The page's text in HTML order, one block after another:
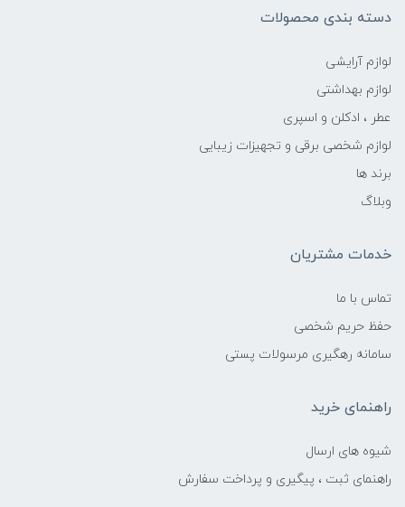
دسته بندی محصولات
لوازم آرایشی
لوازم بهداشتی
عطر ، ادکلن و اسپری
لوازم شخصی برقی و تجهیزات زیبایی
برند ها
وبلاگ
خدمات مشتریان
تماس با ما
حفظ حریم شخصی
سامانه رهگیری مرسولات پستی
راهنمای خرید
شیوه های ارسال
راهنمای ثبت ، پیگیری و پرداخت سفارش